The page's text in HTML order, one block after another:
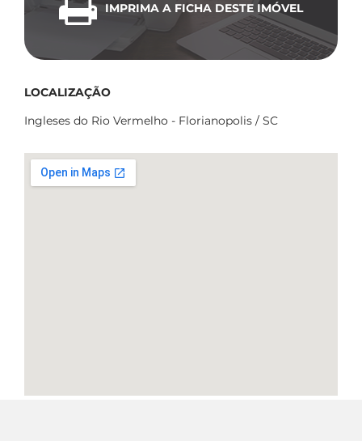
IMPRIMA A FICHA DESTE IMÓVEL
LOCALIZAÇÃO
Ingleses do Rio Vermelho - Florianopolis / SC